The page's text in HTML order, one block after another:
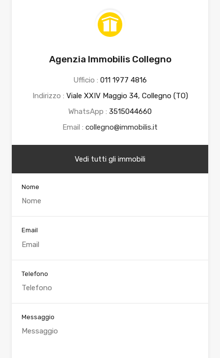
Agenzia Immobilis Collegno
Ufficio : 011 1977 4816
Indirizzo : Viale XXIV Maggio 34, Collegno (TO)
WhatsApp : 3515044660
Email : collegno@immobilis.it
Vedi tutti gli immobili
Nome
Email
Telefono
Messaggio